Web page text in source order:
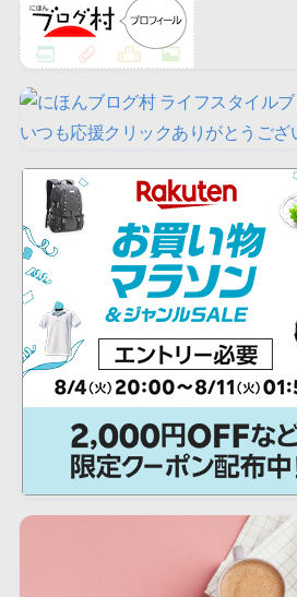
いつも応援クリックありがとうござ